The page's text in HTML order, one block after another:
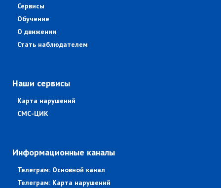
Сервисы
Обучение
О движении
Стать наблюдателем
Наши сервисы
Карта нарушений
СМС-ЦИК
Информационные каналы
Телеграм: Основной канал
Телеграм: Карта нарушений